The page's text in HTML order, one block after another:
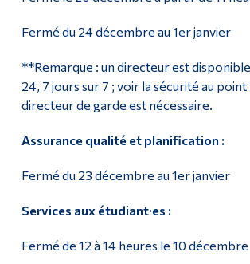
Fermé du 24 décembre au 1er janvier
**Remarque : un directeur est
24, 7 jours sur 7 ; voir la sécurité au point
directeur de garde est nécessaire.
Assurance qualité et planification :
Fermé du 23 décembre au 1er janvier
Services aux étudiant·es :
Fermé de 12 à 14 heures le 10 décembre